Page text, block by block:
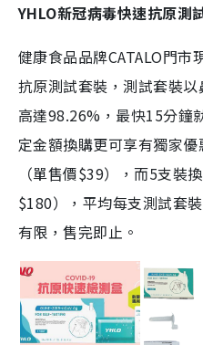
YHLO新冠病毒快速抗原測
健康食品品牌CATALO門市
抗原測試套裝，測試套裝
高達98.26%，最快15分鐘
定金額換購更可享有獨家
（單售價$39），而5支裝
$180），平均每支測試套
有限，售完即止。